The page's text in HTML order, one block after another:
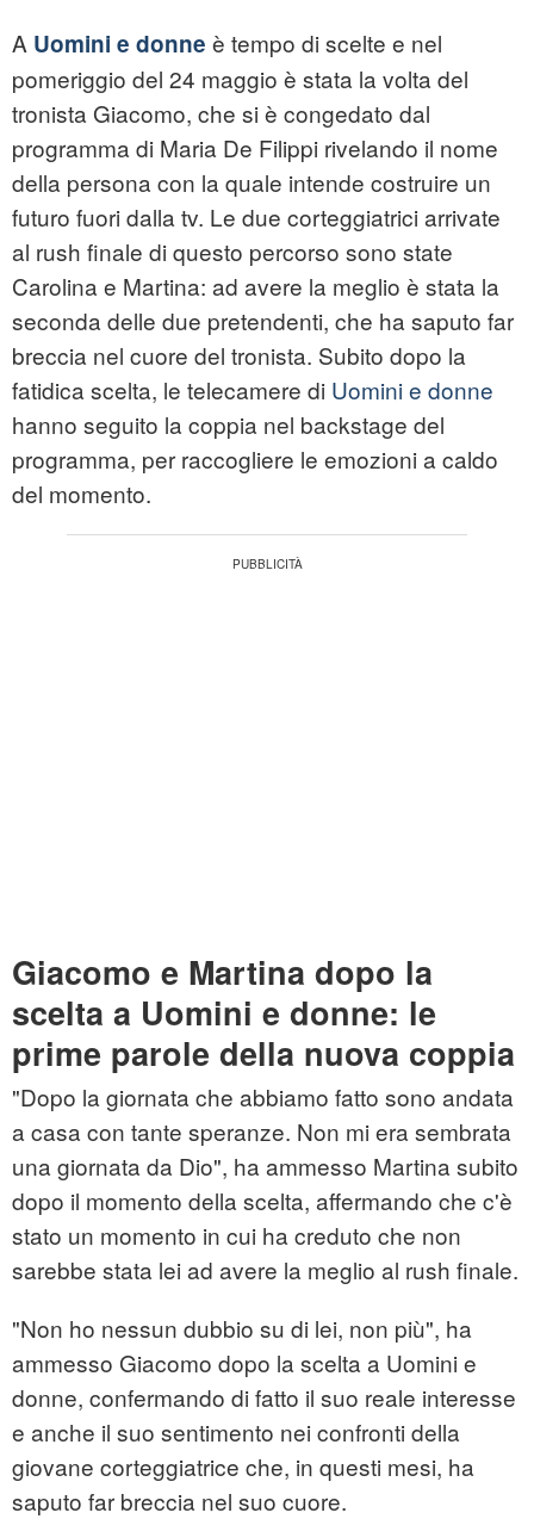
A Uomini e donne è tempo di scelte e nel
pomeriggio del 24 maggio è stata la volta del
tronista Giacomo, che si è congedato dal
programma di Maria De Filippi rivelando il nome
della persona con la quale intende costruire un
futuro fuori dalla tv. Le due corteggiatrici arrivate
al rush finale di questo percorso sono state
Carolina e Martina: ad avere la meglio è stata la
seconda delle due pretendenti, che ha saputo far
breccia nel cuore del tronista. Subito dopo la
fatidica scelta, le telecamere di Uomini e donne
hanno seguito la coppia nel backstage del
programma, per raccogliere le emozioni a caldo
del momento.
Giacomo e Martina dopo la
scelta a Uomini e donne: le
prime parole della nuova coppia
"Dopo la giornata che abbiamo fatto sono andata
a casa con tante speranze. Non mi era sembrata
una giornata da Dio", ha ammesso Martina subito
dopo il momento della scelta, affermando che c'è
stato un momento in cui ha creduto che non
sarebbe stata lei ad avere la meglio al rush finale.
"Non ho nessun dubbio su di lei, non più", ha
ammesso Giacomo dopo la scelta a Uomini e
donne, confermando di fatto il suo reale interesse
e anche il suo sentimento nei confronti della
giovane corteggiatrice che, in questi mesi, ha
saputo far breccia nel suo cuore.